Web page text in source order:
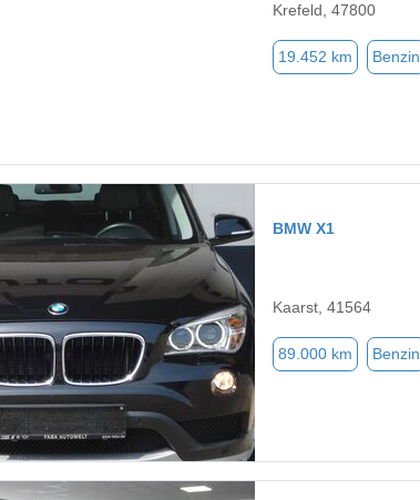
Krefeld, 47800
19.452 km Benzin
BMW X1
Kaarst, 41564
89.000 km Benzin